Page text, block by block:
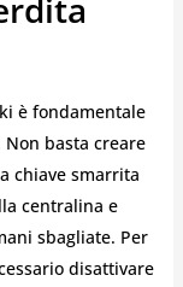
è fondamentale
basta creare
chiave smarrita
centralina e
sbagliate. Per
disattivare